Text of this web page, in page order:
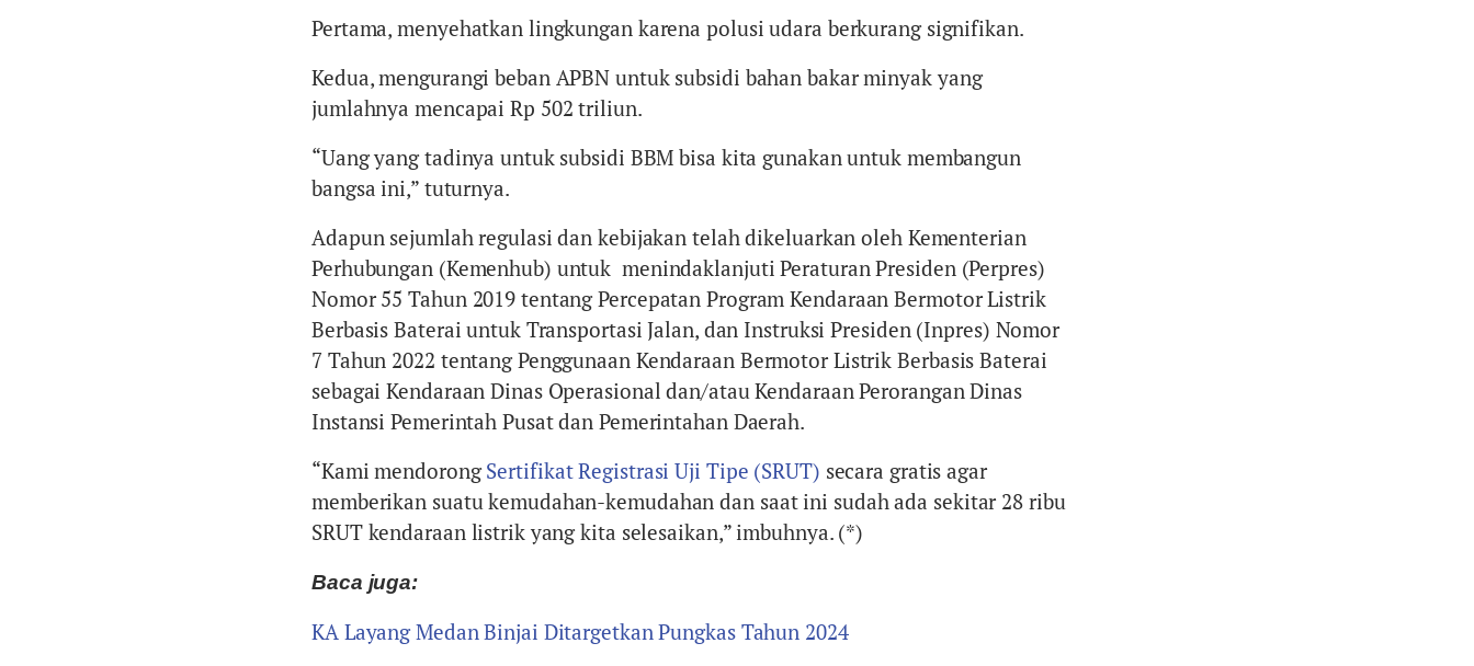
Pertama, menyehatkan lingkungan karena polusi udara berkurang signifikan.
Kedua, mengurangi beban APBN untuk subsidi bahan bakar minyak yang
jumlahnya mencapai Rp 502 triliun.
“Uang yang tadinya untuk subsidi BBM bisa kita gunakan untuk membangun
bangsa ini,” tuturnya.
Adapun sejumlah regulasi dan kebijakan telah dikeluarkan oleh Kementerian
Perhubungan (Kemenhub) untuk menindaklanjuti Peraturan Presiden (Perpres)
Nomor 55 Tahun 2019 tentang Percepatan Program Kendaraan Bermotor Listrik
Berbasis Baterai untuk Transportasi Jalan, dan Instruksi Presiden (Inpres) Nomor
7 Tahun 2022 tentang Penggunaan Kendaraan Bermotor Listrik Berbasis Baterai
sebagai Kendaraan Dinas Operasional dan/atau Kendaraan Perorangan Dinas
Instansi Pemerintah Pusat dan Pemerintahan Daerah.
“Kami mendorongSertifikat Registrasi Uji Tipe (SRUT) secara gratis agar
memberikan suatu kemudahan-kemudahan dan saat ini sudah ada sekitar 28 ribu
SRUT kendaraan listrik yang kita selesaikan,” imbuhnya. (*)
Baca juga:
KA Layang Medan Binjai Ditargetkan Pungkas Tahun 2024